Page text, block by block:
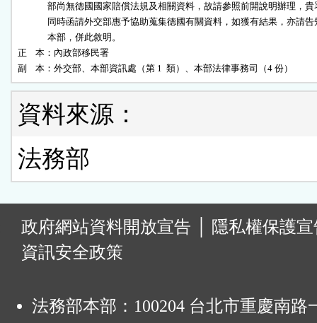
部尚無德國國家賠償法規及相關資料，故請參照前開說明辦理，貴
同時函請外交部惠予協助蒐集德國有關資料，如獲有結果，亦請告
              本部，併此敘明。
正    本：內政部移民署
副    本：外交部、本部資訊處（第 1  類）、本部法律事務司（4 份）
資料來源：
法務部
政府網站資料開放宣告
隱私權保護
資訊安全政策
法務部本部：100204 台北市重慶南路